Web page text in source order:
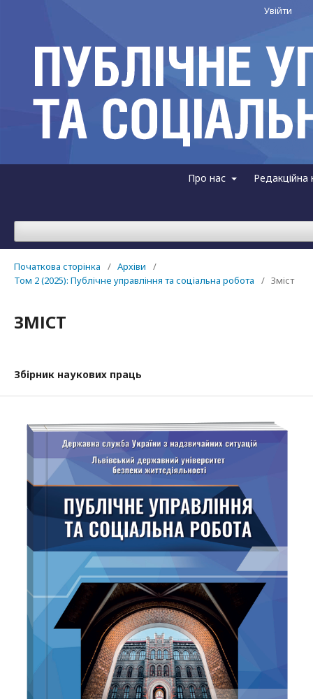
Про нас Редакційна
Увійти
Початкова сторінка / Архіви
/
Том 2 (2025): Публічне управління та соціальна робота
/ Зміст
ЗМІСТ
Збірник наукових праць